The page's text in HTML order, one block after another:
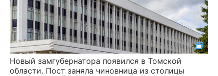
Новый замгубернатора появился в Томской
области. Пост заняла чиновница из столицы